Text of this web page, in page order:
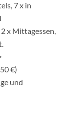
7 x in
x Mittagessen,
€)
und